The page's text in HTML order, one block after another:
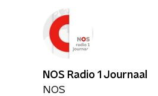
NOS Radio 1 Journaal
NOS